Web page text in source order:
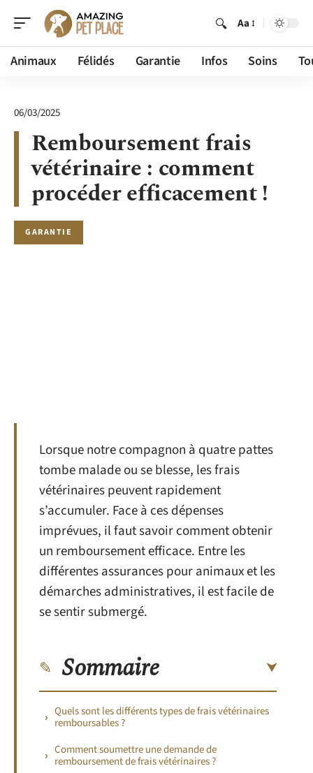
Aa
Animaux Félidés Garantie Infos Soins
06/03/2025
Remboursement frais
vétérinaire : comment
procéder efficacement !
GARANTIE
Lorsque notre compagnon à quatre pattes
tombe malade ou se blesse, les frais
vétérinaires peuvent rapidement
s’accumuler. Face à ces dépenses
imprévues, il faut savoir comment obtenir
un remboursement efficace. Entre les
différentes assurances pour animaux et les
démarches administratives, il est facile de
se sentir submergé.
Sommaire
Quels sont les différents types de frais vétérinaires
remboursables ?
Comment soumettre une demande de
remboursement de frais vétérinaires ?